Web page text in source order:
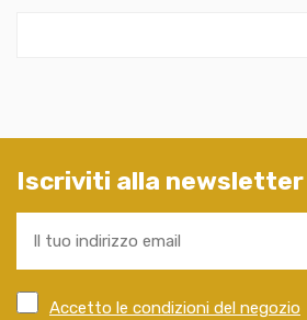
Iscriviti alla newsletter
Accetto le condizioni del negozio